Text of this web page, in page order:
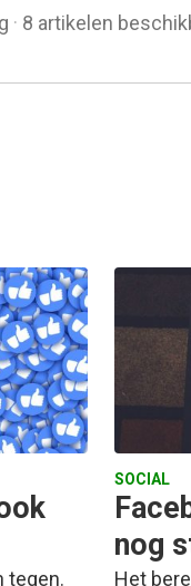
· 8 artikelen
tegen.
SOCIAL
nog
Het